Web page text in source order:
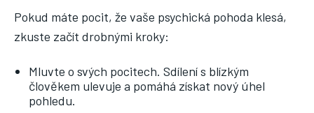
Pokud máte pocit, že vaše psychická pohoda klesá,
zkuste začít drobnými kroky:
Mluvte o svých pocitech. Sdílení s blízkým
člověkem ulevuje a pomáhá získat nový úhel
pohledu.